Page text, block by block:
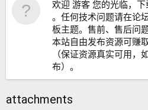
欢迎 游客 您的光临，
。任何技术问题请在论
板主题。售前、售后问
本站自由发布资源可赚
（保证资源真实可用，
布）。
attachments